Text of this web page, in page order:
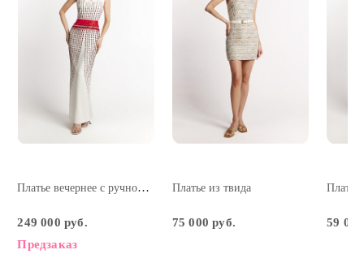
Платье вечернее с ручной вышивкой
249 000 руб.
Предзаказ
Платье из твида
75 000 руб. 59